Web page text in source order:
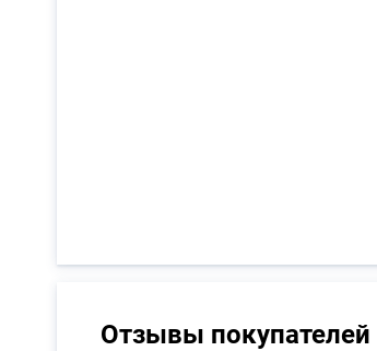
Отзывы покупателей